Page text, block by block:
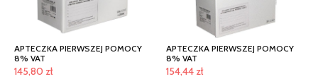
APTECZKA PIERWSZEJ POMOCY
8% VAT
145,80 zł
APTECZKA PIERWSZEJ POMOCY
8% VAT
154,44 zł